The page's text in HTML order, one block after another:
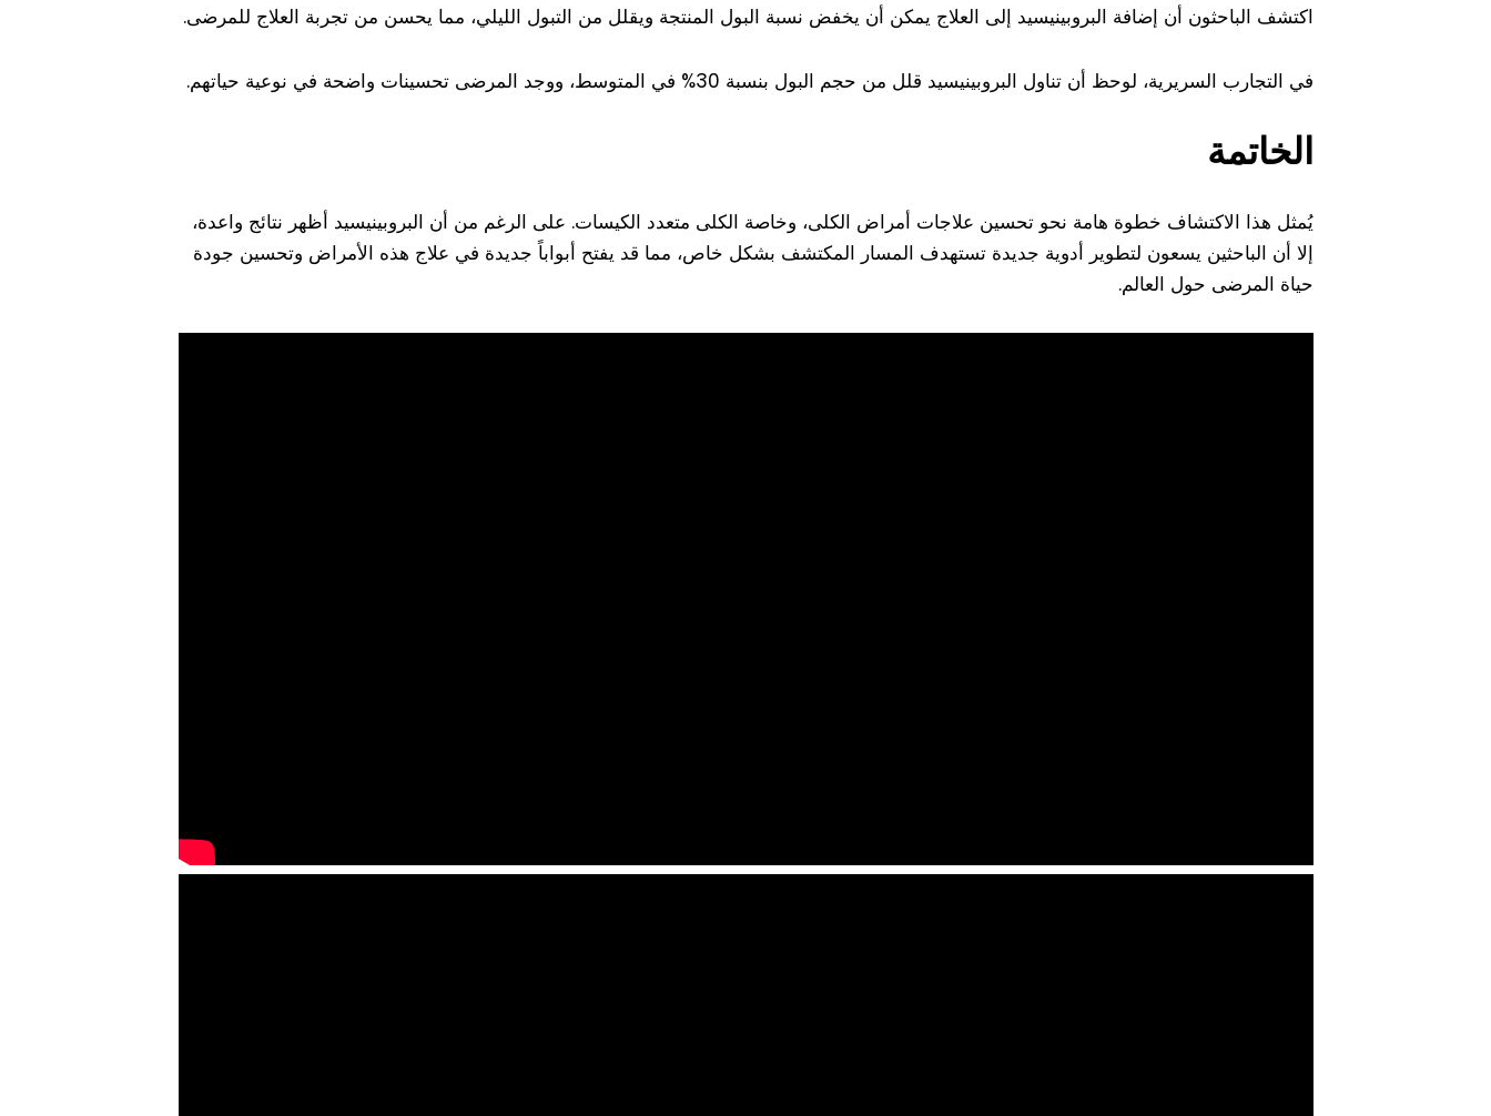
اكتشف الباحثون أن إضافة البروبينيسيد إلى العلاج يمكن أن يخفض نسبة البول المنتجة ويقلل من التبول الليلي، مما يحسن من تجربة العلاج للمرضى.
في التجارب السريرية، لوحظ أن تناول البروبينيسيد قلل من حجم البول بنسبة 30% في المتوسط، ووجد المرضى تحسينات واضحة في نوعية حياتهم.
الخاتمة
يُمثل هذا الاكتشاف خطوة هامة نحو تحسين علاجات أمراض الكلى، وخاصة الكلى متعدد الكيسات. على الرغم من أن البروبينيسيد أظهر نتائج واعدة،
إلا أن الباحثين يسعون لتطوير أدوية جديدة تستهدف المسار المكتشف بشكل خاص، مما قد يفتح أبواباً جديدة في علاج هذه الأمراض وتحسين جودة
حياة المرضى حول العالم.